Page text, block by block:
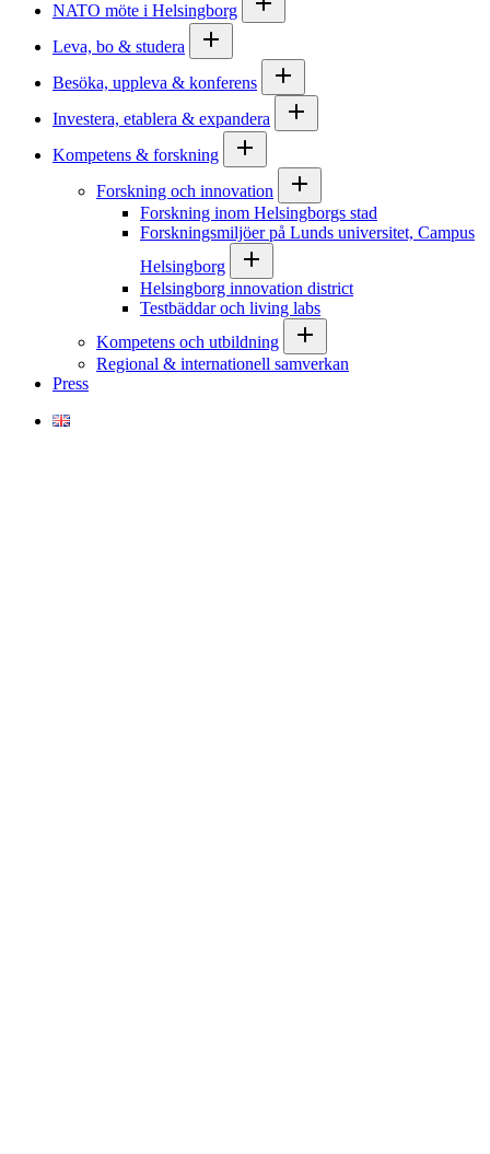
NATO möte i Helsingborg
Leva, bo & studera
Besöka, uppleva & konferens
Investera, etablera & expandera
Kompetens & forskning
Forskning och innovation
Forskning inom Helsingborgs stad
Forskningsmiljöer på Lunds universitet, Campus
Helsingborg
Helsingborg innovation district
Testbäddar och living labs
Kompetens och utbildning
Regional & internationell samverkan
Press